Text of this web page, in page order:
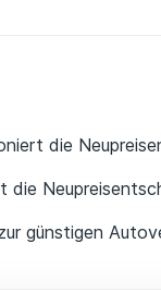
die
die
günstigen